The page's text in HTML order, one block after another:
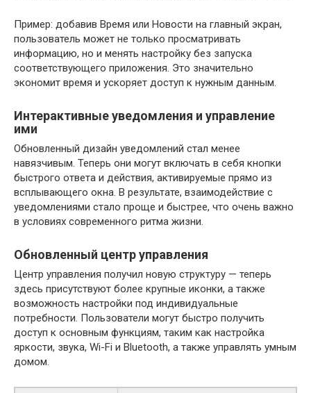
Пример: добавив Время или Новости на главный экран,
пользователь может не только просматривать
информацию, но и менять настройку без запуска
соответствующего приложения. Это значительно
экономит время и ускоряет доступ к нужным данным.
Интерактивные уведомления и управление
ими
Обновленный дизайн уведомлений стал менее
навязчивым. Теперь они могут включать в себя кнопки
быстрого ответа и действия, активируемые прямо из
всплывающего окна. В результате, взаимодействие с
уведомлениями стало проще и быстрее, что очень важно
в условиях современного ритма жизни.
Обновленный центр управления
Центр управления получил новую структуру — теперь
здесь присутствуют более крупные иконки, а также
возможность настройки под индивидуальные
потребности. Пользователи могут быстро получить
доступ к основным функциям, таким как настройка
яркости, звука, Wi-Fi и Bluetooth, а также управлять умным
домом.